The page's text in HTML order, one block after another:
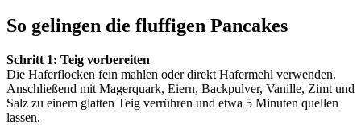
So gelingen die fluffigen Pancakes
Schritt 1: Teig vorbereiten
Die Haferflocken fein mahlen oder direkt Hafermehl verwenden.
Anschließend mit Magerquark, Eiern, Backpulver, Vanille, Zimt und
Salz zu einem glatten Teig verrühren und etwa 5 Minuten quellen
lassen.